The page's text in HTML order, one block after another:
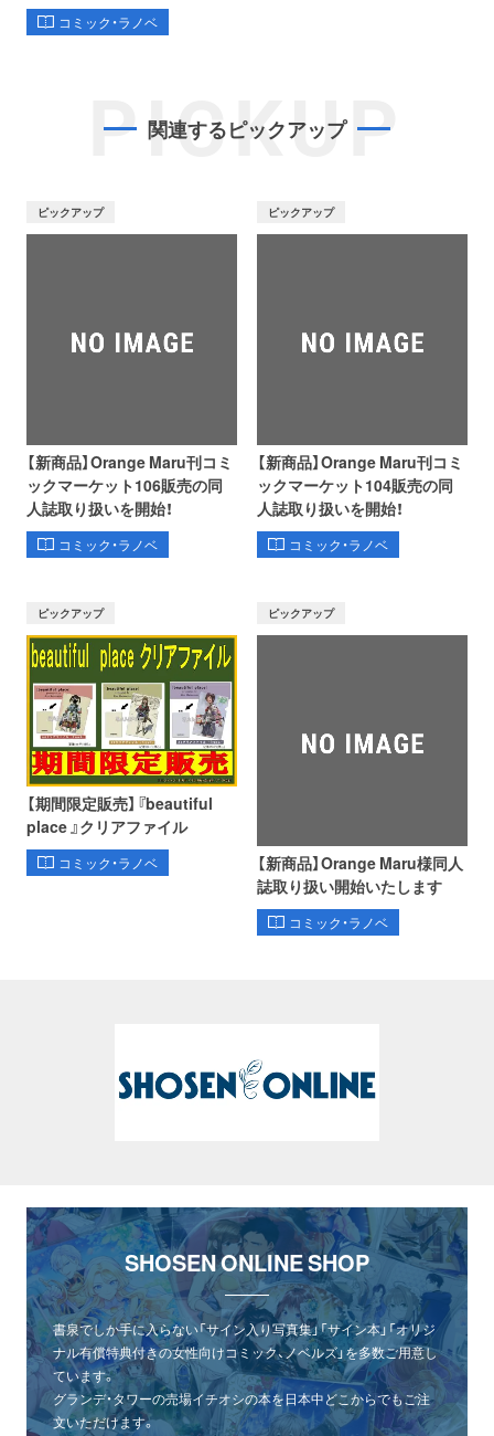
コミック・ラノベ
PICKUP
関連するピックアップ
ピックアップ
【新商品】Orange Maru刊コミ
ックマーケット106販売の同
人誌取り扱いを開始！
コミック・ラノベ
ピックアップ
【新商品】Orange Maru刊コミ
ックマーケット104販売の同
人誌取り扱いを開始！
コミック・ラノベ
ピックアップ
【期間限定販売】『beautiful
place 』クリアファイル
コミック・ラノベ
ピックアップ
【新商品】Orange Maru様同人
誌取り扱い開始いたします
コミック・ラノベ
SHOSEN ONLINE SHOP
書泉でしか手に入らない「サイン入り写真集」「サイン本」「オリジ
ナル有償特典付きの女性向けコミック、ノベルズ」を多数ご用意し
ています。
グランデ・タワーの売場イチオシの本を日本中どこからでもご注
文いただけます。